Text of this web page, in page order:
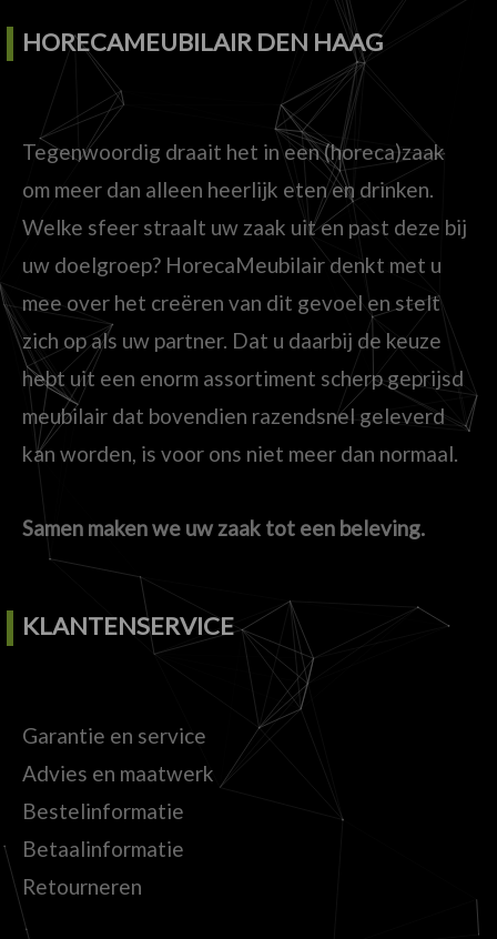
HORECAMEUBILAIR DEN HAAG
Tegenwoordig draait het in een (horeca)zaak
om meer dan alleen heerlijk eten en drinken.
Welke sfeer straalt uw zaak uit en past deze bij
uw doelgroep? HorecaMeubilair denkt met u
mee over het creëren van dit gevoel en stelt
zich op als uw partner. Dat u daarbij de keuze
hebt uit een enorm assortiment scherp geprijsd
meubilair dat bovendien razendsnel geleverd
kan worden, is voor ons niet meer dan normaal.
Samen maken we uw zaak tot een beleving.
KLANTENSERVICE
Garantie en service
Advies en maatwerk
Bestelinformatie
Betaalinformatie
Retourneren